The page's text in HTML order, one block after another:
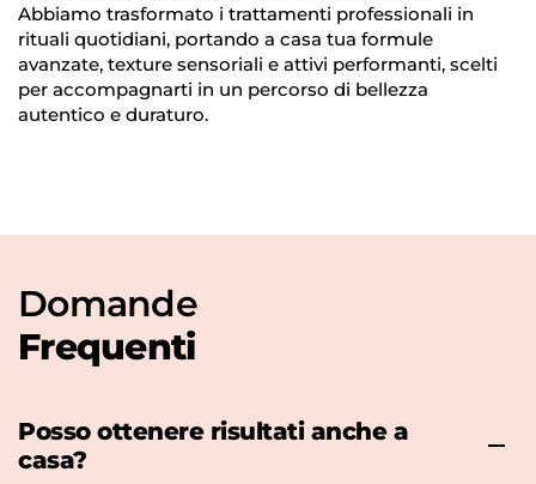
Abbiamo trasformato i trattamenti professionali in
rituali quotidiani, portando a casa tua formule
avanzate, texture sensoriali e attivi performanti, scelti
per accompagnarti in un percorso di bellezza
autentico e duraturo.
Domande
Frequenti
Posso ottenere risultati anche a
casa?